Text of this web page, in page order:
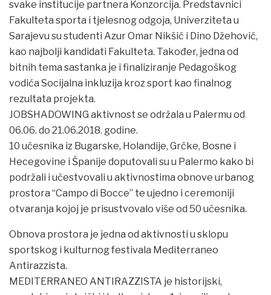
svake institucije partnera Konzorcija. Predstavnici
Fakulteta sporta i tjelesnog odgoja, Univerziteta u
Sarajevu su studenti Azur Omar Nikšić i Dino Džehović,
kao najbolji kandidati Fakulteta. Također, jedna od
bitnih tema sastanka je i finaliziranje Pedagoškog
vodića Socijalna inkluzija kroz sport kao finalnog
rezultata projekta.
JOBSHADOWING aktivnost se održala u Palermu od
06.06. do 21.06.2018. godine.
10 učesnika iz Bugarske, Holandije, Grčke, Bosne i
Hecegovine i Španije doputovali su u Palermo kako bi
podržali i učestvovali u aktivnostima obnove urbanog
prostora “Campo di Bocce” te ujedno i ceremoniji
otvaranja kojoj je prisustvovalo više od 50 učesnika.
Obnova prostora je jedna od aktivnosti u sklopu
sportskog i kulturnog festivala Mediterraneo
Antirazzista.
MEDITERRANEO ANTIRAZZISTA je historijski,